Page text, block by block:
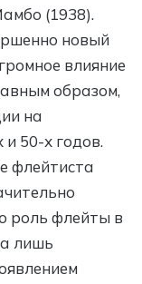
(1938).
новый
влияние
образом,
на
50-х годов.
флейтиста
роль флейты в
лишь